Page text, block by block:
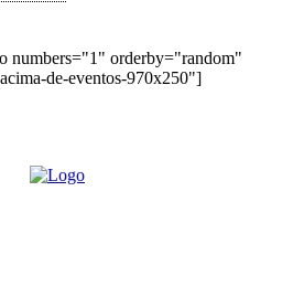
numbers="1" orderby="random"
de-eventos-970x250"]